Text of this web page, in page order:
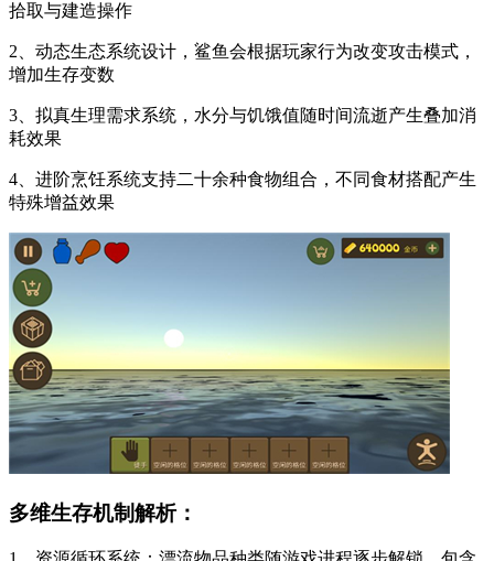
拾取与建造操作
2、动态生态系统设计，鲨鱼会根据玩家行为改变攻击模式，
增加生存变数
3、拟真生理需求系统，水分与饥饿值随时间流逝产生叠加消
耗效果
4、进阶烹饪系统支持二十余种食物组合，不同食材搭配产生
特殊增益效果
多维生存机制解析：